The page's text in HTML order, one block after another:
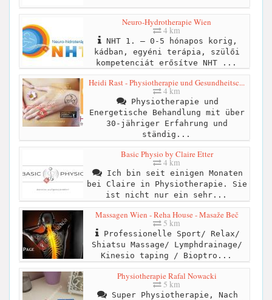
Neuro-Hydrotherapie Wien
4 km
NHT 1. – 0-5 hónapos korig,
kádban, egyéni terápia, szülői
kompetenciát erősítve NHT ...
Heidi Rast - Physiotherapie und Gesundheitsc...
4 km
Physiotherapie und
Energetische Behandlung mit über
30-jähriger Erfahrung und
ständig...
Basic Physio by Claire Etter
4 km
Ich bin seit einigen Monaten
bei Claire in Physiotherapie. Sie
ist nicht nur ein sehr...
Massagen Wien - Reha House - Masaže Beč
5 km
Professionelle Sport/ Relax/
Shiatsu Massage/ Lymphdrainage/
Kinesio taping / Bioptro...
Physiotherapie Rafal Nowacki
5 km
Super Physiotherapie, Nach